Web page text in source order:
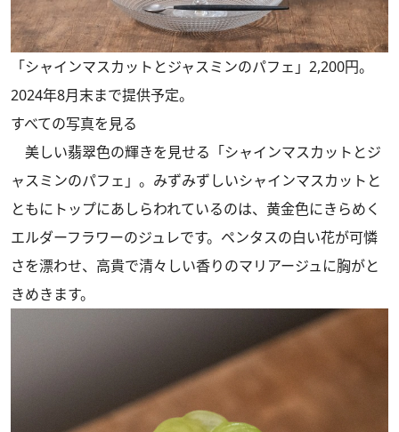
「シャインマスカットとジャスミンのパフェ」2,200円。
2024年8月末まで提供予定。
すべての写真を見る
美しい翡翠色の輝きを見せる「シャインマスカットとジ
ャスミンのパフェ」。みずみずしいシャインマスカットと
ともにトップにあしらわれているのは、黄金色にきらめく
エルダーフラワーのジュレです。ペンタスの白い花が可憐
さを漂わせ、高貴で清々しい香りのマリアージュに胸がと
きめきます。